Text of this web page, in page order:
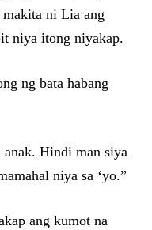
ni Lia ang
niya itong niyakap.
ng bata habang
anak. Hindi man siya
niya sa ‘yo.”
ang kumot na